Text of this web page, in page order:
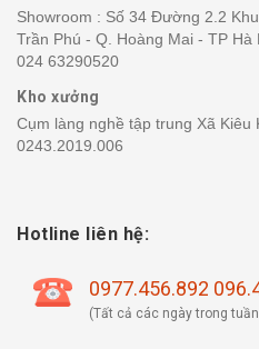
Showroom : Số 34 Đường 2.2
Trần Phú - Q. Hoàng Mai - TP Hà
024 63290520
Kho xưởng
Cụm làng nghề tập trung Xã Kiêu
0243.2019.006
Hotline liên hệ:
0977.456.892
(Tất cả các ngày trong